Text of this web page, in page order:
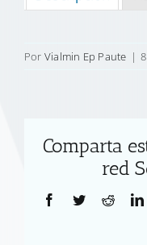
Por Vialmin Ep Paute |
Comparta
red
Facebook
TwitterReddit